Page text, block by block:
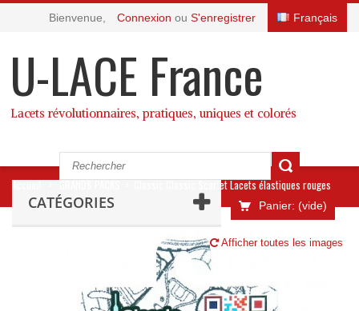
Français
Bienvenue, Connexion ou S'enregistrer
U-LACE France
Lacets révolutionnaires, pratiques, uniques et colorés
Panier: (vide)
CATÉGORIES
Accueil > GRANDS PACKS > Classic Classic Scarlet Lacets élastiques rouges
Afficher toutes les images